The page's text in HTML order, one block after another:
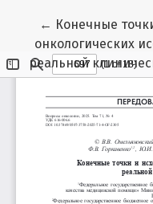
← Вернуться к
Конечные
онкологических
реальной